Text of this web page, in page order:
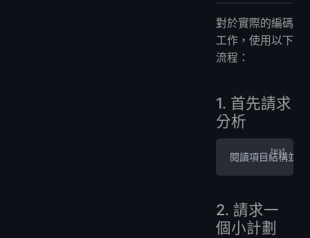
對於實際的編碼
工作，使用以下
流程：
1. 首先請求
分析
閱讀項目結構並
2. 請求一
個小計劃